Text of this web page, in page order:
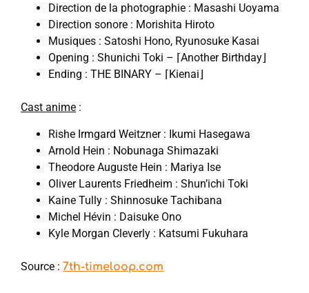
Direction de la photographie : Masashi Uoyama
Direction sonore : Morishita Hiroto
Musiques : Satoshi Hono, Ryunosuke Kasai
Opening : Shunichi Toki – ⌈Another Birthday⌋
Ending : THE BINARY – ⌈Kienai⌋
Cast anime :
Rishe Irmgard Weitzner : Ikumi Hasegawa
Arnold Hein : Nobunaga Shimazaki
Theodore Auguste Hein : Mariya Ise
Oliver Laurents Friedheim : Shun’ichi Toki
Kaine Tully : Shinnosuke Tachibana
Michel Hévin : Daisuke Ono
Kyle Morgan Cleverly : Katsumi Fukuhara
Source : 7th-timeloop.com